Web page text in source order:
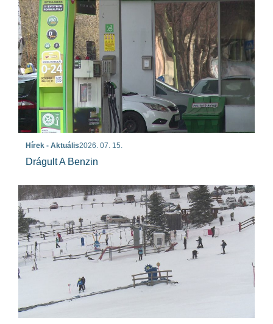
Hírek - Aktuális2026. 07. 15.
Drágult A Benzin